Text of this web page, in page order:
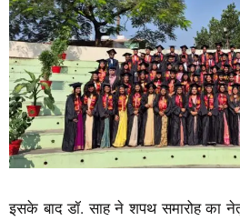
इसके बाद डॉ. साह ने शपथ समारोह का